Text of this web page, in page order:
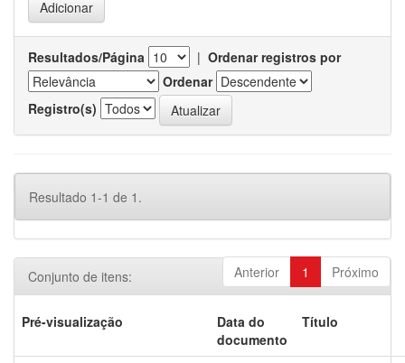
Resultados/Página | Ordenar registros por
Ordenar
Registro(s)
Resultado 1-1 de 1.
Anterior 1 Próximo
Conjunto de itens:
Pré-visualização
Data do
documento
Título